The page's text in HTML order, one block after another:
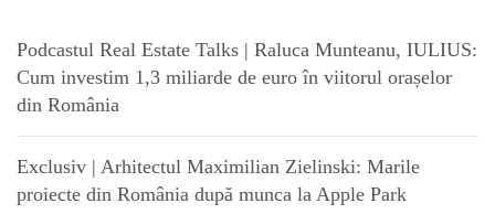
Podcastul Real Estate Talks | Raluca Munteanu, IULIUS:
Cum investim 1,3 miliarde de euro în viitorul orașelor
din România
Exclusiv | Arhitectul Maximilian Zielinski: Marile
proiecte din România după munca la Apple Park